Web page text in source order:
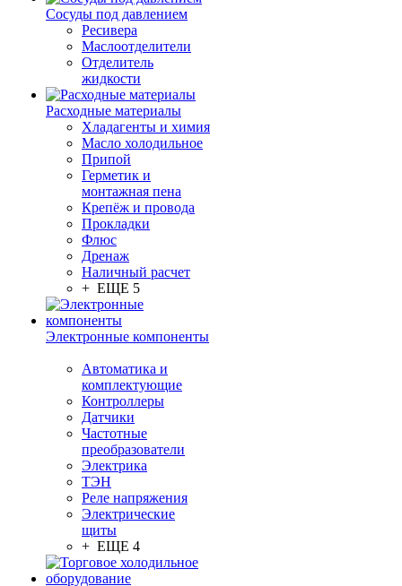
Сосуды под давлением
Ресивера
Маслоотделители
Отделитель
жидкости
Расходные материалы
Хладагенты и химия
Масло холодильное
Припой
Герметик и
монтажная пена
Крепёж и провода
Прокладки
Флюс
Дренаж
Наличный расчет
+ ЕЩЕ 5
Электронные компоненты
Автоматика и
комплектующие
Контроллеры
Датчики
Частотные
преобразователи
Электрика
ТЭН
Реле напряжения
Электрические
щиты
+ ЕЩЕ 4